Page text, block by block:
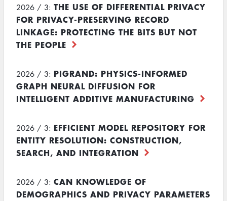
2026 / 3: THE USE OF DIFFERENTIAL PRIVACY
FOR PRIVACY-PRESERVING RECORD
LINKAGE: PROTECTING THE BITS BUT NOT
THE PEOPLE
2026 / 3: PIGRAND: PHYSICS-INFORMED
GRAPH NEURAL DIFFUSION FOR
INTELLIGENT ADDITIVE MANUFACTURING
2026 / 3: EFFICIENT MODEL REPOSITORY FOR
ENTITY RESOLUTION: CONSTRUCTION,
SEARCH, AND INTEGRATION
2026 / 3: CAN KNOWLEDGE OF
DEMOGRAPHICS AND PRIVACY PARAMETERS